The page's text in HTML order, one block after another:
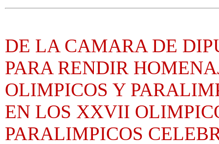
DE LA CAMARA DE
PARA RENDIR
OLIMPICOS Y
EN LOS XXVII
PARALIMPICOS